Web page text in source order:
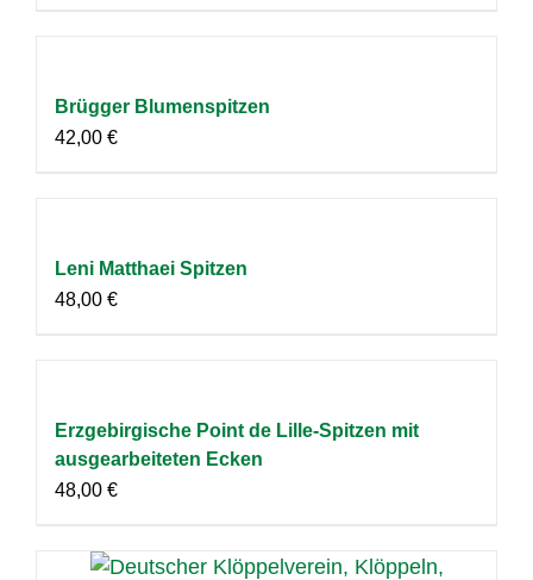
Brügger Blumenspitzen
42,00 €
Leni Matthaei Spitzen
48,00 €
Erzgebirgische Point de Lille-Spitzen mit
ausgearbeiteten Ecken
48,00 €